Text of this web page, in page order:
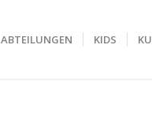
ABTEILUNGEN KIDS